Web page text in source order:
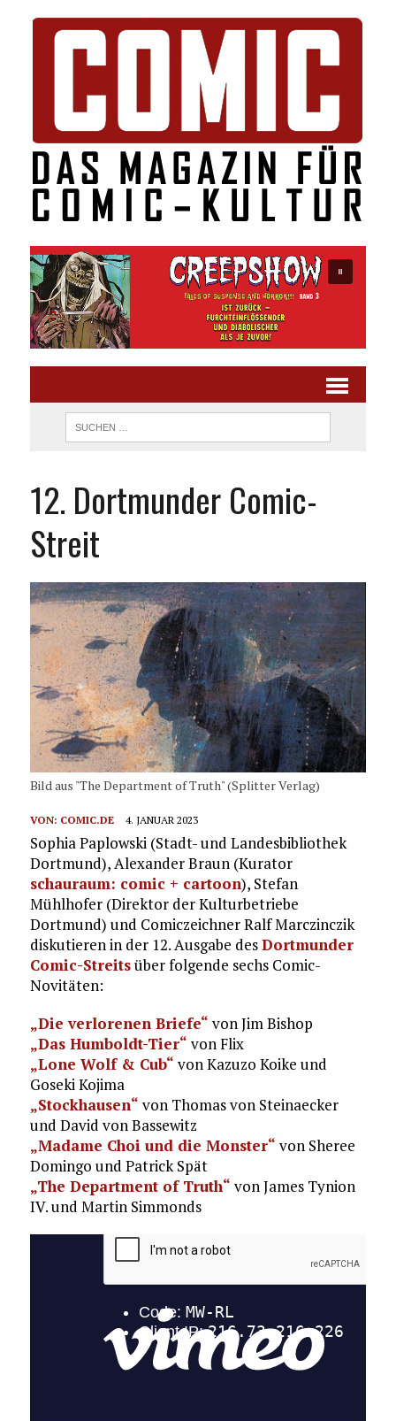
12. Dortmunder Comic-
Streit
Bild aus "The Department of Truth" (Splitter Verlag)
VON: COMIC.DE 4. JANUAR 2023
Sophia Paplowski (Stadt- und Landesbibliothek
Dortmund), Alexander Braun (Kurator
schauraum: comic + cartoon), Stefan
Mühlhofer (Direktor der Kulturbetriebe
Dortmund) und Comiczeichner Ralf Marczinczik
diskutieren in der 12. Ausgabe desDortmunder
Comic-Streitsüber folgende sechs Comic-
Novitäten:
„Die verlorenen Briefe“ von Jim Bishop
„Das Humboldt-Tier“ von Flix
„Lone Wolf & Cub“ von Kazuzo Koike und
Goseki Kojima
„Stockhausen“ von Thomas von Steinaecker
und David von Bassewitz
„Madame Choi und die Monster“ von Sheree
Domingo und Patrick Spät
„The Department of Truth“ von James Tynion
IV. und Martin Simmonds